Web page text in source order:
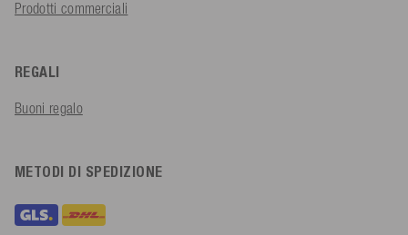
Prodotti commerciali
REGALI
Buoni regalo
METODI DI SPEDIZIONE